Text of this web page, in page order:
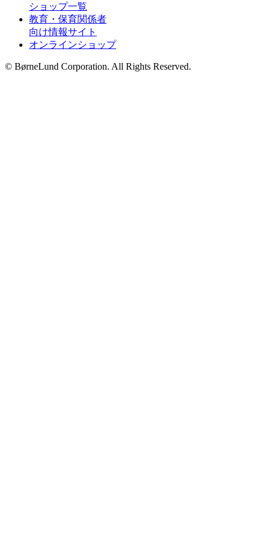
ショップ一覧
教育・保育関係者
向け情報サイト
オンラインショップ
© BørneLund Corporation. All Rights Reserved.